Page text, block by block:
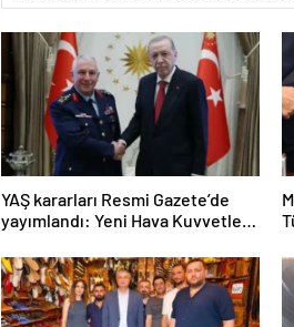
YAŞ kararları Resmi Gazete’de
yayımlandı: Yeni Hava Kuvvetleri
Dalkıran